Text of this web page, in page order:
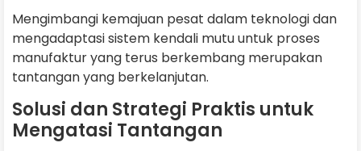
Mengimbangi kemajuan pesat dalam teknologi dan
mengadaptasi sistem kendali mutu untuk proses
manufaktur yang terus berkembang merupakan
tantangan yang berkelanjutan.
Solusi dan Strategi Praktis untuk
Mengatasi Tantangan